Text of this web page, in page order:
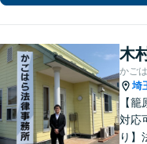
木
かご
埼
【
対応
り】